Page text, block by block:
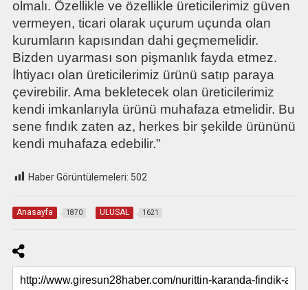
olmalı. Özellikle ve özellikle üreticilerimiz güven
vermeyen, ticari olarak uçurum uçunda olan
kurumların kapısından dahi geçmemelidir.
Bizden uyarması son pişmanlık fayda etmez.
İhtiyacı olan üreticilerimiz ürünü satıp paraya
çevirebilir. Ama bekletecek olan üreticilerimiz
kendi imkanlarıyla ürünü muhafaza etmelidir. Bu
sene fındık zaten az, herkes bir şekilde ürününü
kendi muhafaza edebilir.”
Haber Görüntülemeleri: 502
Anasayfa 1870 ULUSAL 1621